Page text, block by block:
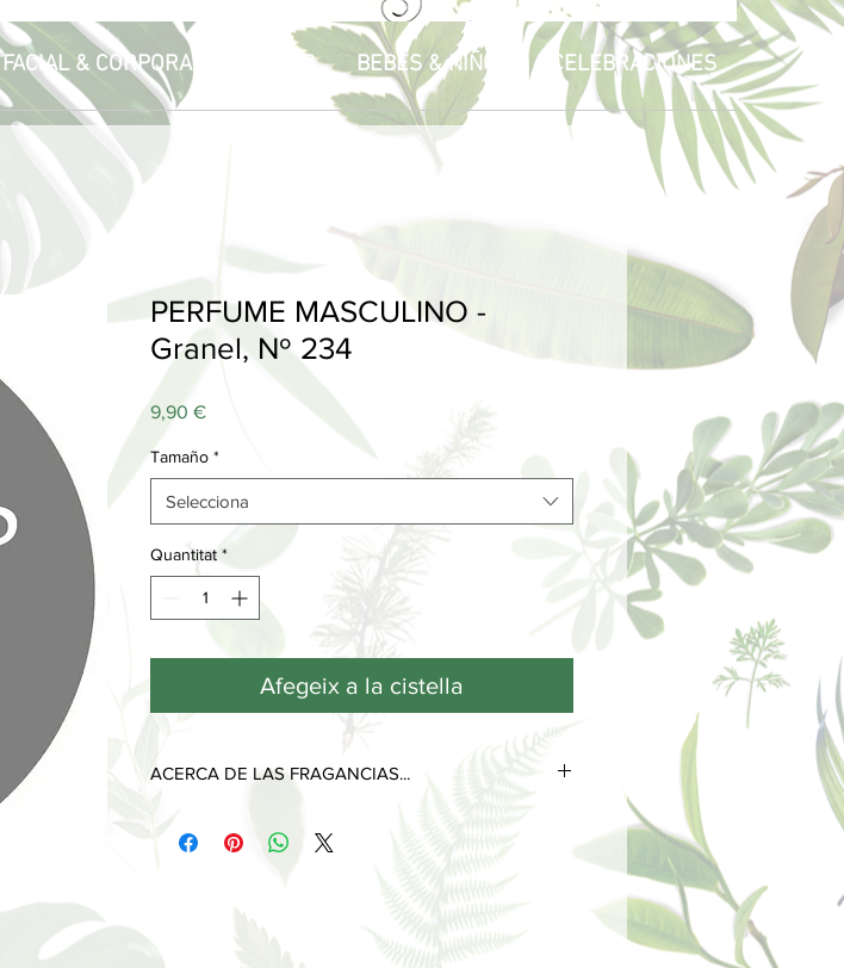
FACIAL & CORPORAL HOGAR BEBÉS & NIÑOS CELEBRACIONES
PERFUME MASCULINO -
Granel, Nº 234
9,90 €Price
Tamaño *
Selecciona
Quantitat *
Afegeix a la cistella
ACERCA DE LAS FRAGANCIAS...
desprenden a lo largo de su ciclo de vida.